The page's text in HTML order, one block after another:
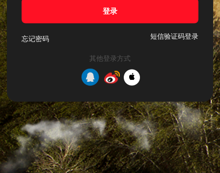
登录
忘记密码 短信验证码登录
其他登录方式